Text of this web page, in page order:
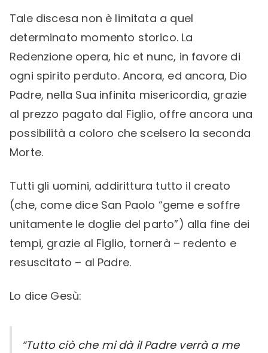
Tale discesa non è limitata a quel
determinato momento storico. La
Redenzione opera, hic et nunc, in favore di
ogni spirito perduto. Ancora, ed ancora, Dio
Padre, nella Sua infinita misericordia, grazie
al prezzo pagato dal Figlio, offre ancora una
possibilità a coloro che scelsero la seconda
Morte.
Tutti gli uomini, addirittura tutto il creato
(che, come dice San Paolo “geme e soffre
unitamente le doglie del parto”) alla fine dei
tempi, grazie al Figlio, tornerà – redento e
resuscitato – al Padre.
Lo dice Gesù:
“Tutto ciò che mi dà il Padre verrà a me